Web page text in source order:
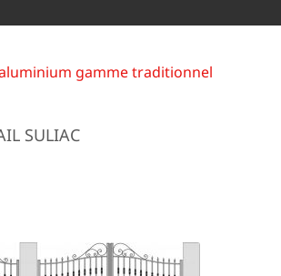
gamme traditionnel
SULIAC